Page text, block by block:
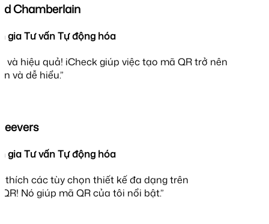
Chamberlain
gia Tư vấn Tự động hóa
và hiệu quả! iCheck giúp việc tạo mã QR trở nên
và dễ hiểu.”
gia Tư vấn Tự động hóa
thích các tùy chọn thiết kế đa dạng trên
Nó giúp mã QR của tôi nổi bật.”